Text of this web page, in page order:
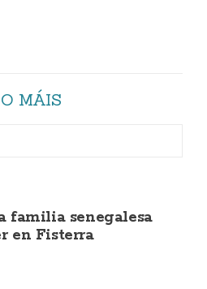
O MÁIS
familia senegalesa
en Fisterra